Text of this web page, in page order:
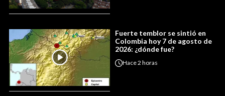
Fuerte temblor se sintió en
Colombia hoy 7 de agosto de
2026: ¿dónde fue?
Hace2 horas